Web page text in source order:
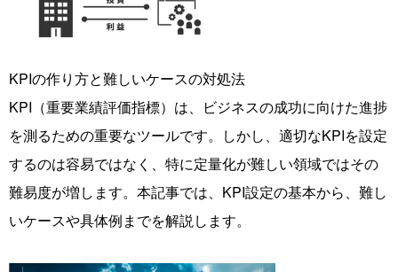
KPIの作り方と難しいケースの対処法
KPI（重要業績評価指標）は、ビジネスの成功に向けた進捗
を測るための重要なツールです。しかし、適切なKPIを設定
するのは容易ではなく、特に定量化が難しい領域ではその
難易度が増します。本記事では、KPI設定の基本から、難し
いケースや具体例までを解説します。